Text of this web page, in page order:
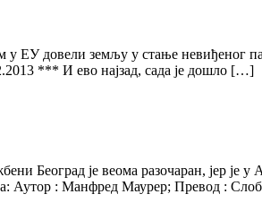
у ЕУ довели земљу у стање невиђеног
*** И ево најзад, сада је дошло […]
Београд је веома разочаран, јер је у
Аутор : Манфред Маурер; Превод :